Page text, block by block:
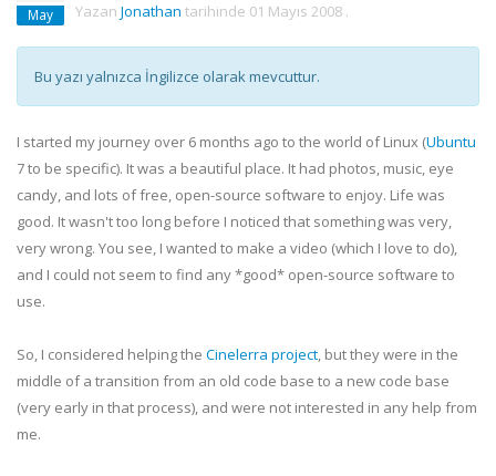
May Yazan Jonathan tarihinde 01 Mayıs 2008 .
Bu yazı yalnızca İngilizce olarak mevcuttur.
I started my journey over 6 months ago to the world of Linux (Ubuntu
7 to be specific). It was a beautiful place. It had photos, music, eye
candy, and lots of free, open-source software to enjoy. Life was
good. It wasn't too long before I noticed that something was very,
very wrong. You see, I wanted to make a video (which I love to do),
and I could not seem to find any *good* open-source software to
use.
So, I considered helping the Cinelerra project, but they were in the
middle of a transition from an old code base to a new code base
(very early in that process), and were not interested in any help from
me.